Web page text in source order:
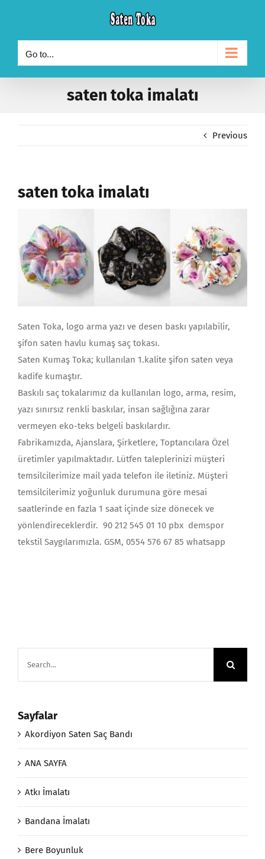
content
Go to...
saten toka imalatı
Previous
saten toka imalatı
Saten Toka, logo arma yazı ve desen baskı yapılabilir,
şifon saten havlu kumaş saç tokası.
Saten Kumaş Toka; kullanılan 1.kalite şifon saten veya
kadife kumaştır.
Baskılı saç tokalarımız da kullanılan logo, arma, resim,
yazı sınırsız renkli baskılar, insan sağlığına zarar
vermeyen eko-teks belgeli baskılardır.
Fabrikamızda, Ajanslara, Şirketlere, Toptancılara Özel
üretimler yapılmaktadır. Lütfen taleplerinizi müşteri
temsilcilerimize mail yada telefon ile iletiniz. Müşteri
temsilcilerimiz yoğunluk durumuna göre mesai
saatlerinde en fazla 1 saat içinde size dönecek ve
yönlendireceklerdir. 90 212 545 01 10 pbx demspor
tekstil Saygılarımızla. GSM, 0554 576 67 85 whatsapp
Sayfalar
Akordiyon Saten Saç Bandı
ANA SAYFA
Atkı İmalatı
Bandana İmalatı
Bere Boyunluk